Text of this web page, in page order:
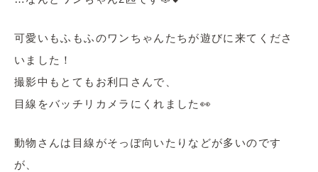
可愛いもふもふのワンちゃんたちが遊びに来てくださ
いました！
撮影中もとてもお利口さんで、
目線をバッチリカメラにくれました👀
動物さんは目線がそっぽ向いたりなどが多いのです
が、